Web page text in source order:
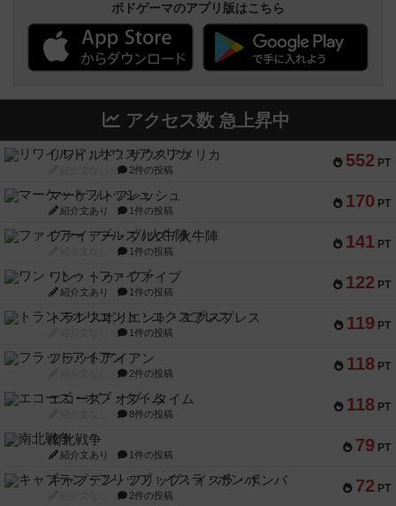
ボドゲーマのアプリ版はこちら
アクセス数 急上昇中
552 PT
リワイルド：サウスアメリカ
2件の投稿
170 PT
マーケットフレッシュ
紹介文あり 1件の投稿
141 PT
ファイアー・ブルズ / 火牛陣
1件の投稿
122 PT
ワン・トゥ・ファイブ
紹介文あり 1件の投稿
119 PT
トランスオリエント・エクスプレス
1件の投稿
118 PT
フラットアイアン
2件の投稿
118 PT
エコーズ・オブ・タイム
8件の投稿
79 PT
南北戦争
紹介文あり 1件の投稿
72 PT
キャプテン・フリップ：イスラ・ボンバ
2件の投稿